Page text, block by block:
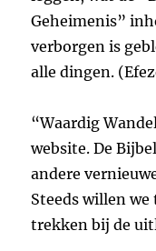
Geheimenis”
verborgen is
alle dingen.
“Waardig
website. De
andere
Steeds willen
trekken bij de